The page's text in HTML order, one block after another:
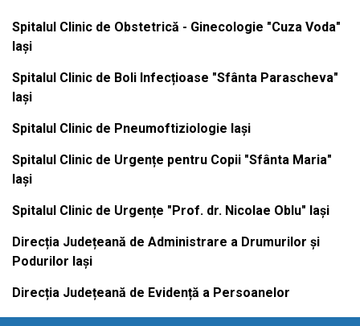
Spitalul Clinic de Obstetrică - Ginecologie "Cuza Voda"
Iași
Spitalul Clinic de Boli Infecțioase "Sfânta Parascheva"
Iași
Spitalul Clinic de Pneumoftiziologie Iași
Spitalul Clinic de Urgențe pentru Copii "Sfânta Maria"
Iași
Spitalul Clinic de Urgențe "Prof. dr. Nicolae Oblu" Iași
Direcția Județeană de Administrare a Drumurilor și
Podurilor Iași
Direcția Județeană de Evidență a Persoanelor